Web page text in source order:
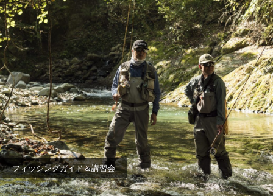
フィッシングガイド＆講習会